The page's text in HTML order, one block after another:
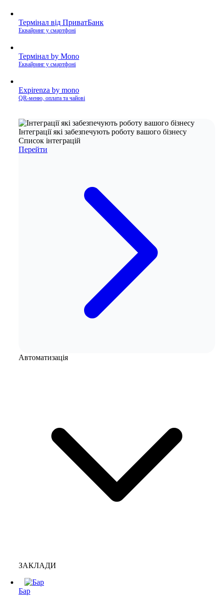
Термінал від ПриватБанк
Еквайринг у смартфоні
Термінал by Mono
Еквайринг у смартфоні
Expirenza by mono
QR-меню, оплата та чайові
Інтеграції які забезпечують роботу вашого бізнесу
Список інтеграцій
Перейти
Автоматизація
ЗАКЛАДИ
Бар